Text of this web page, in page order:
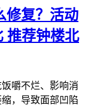
修复？活动
推荐钟楼北
嚼不烂、影响消
，导致面部凹陷